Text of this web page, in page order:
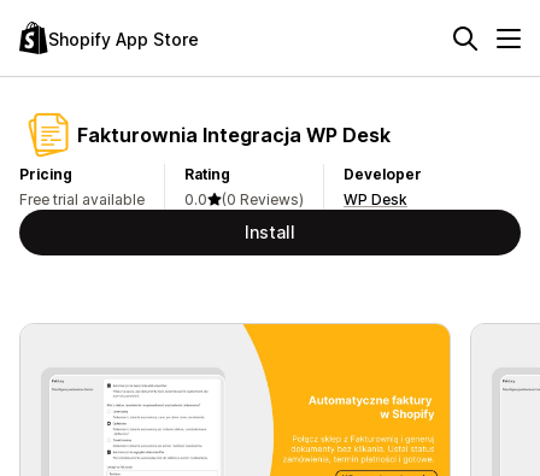
Shopify App Store
Fakturownia Integracja WP Desk
Pricing
Free trial available
Rating
0.0
(0 Reviews)
Developer
WP Desk
Install